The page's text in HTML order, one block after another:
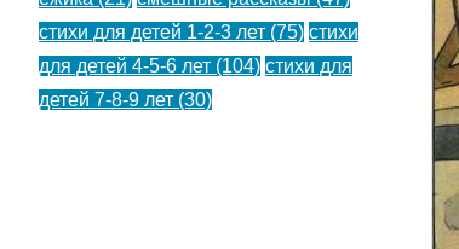
стихи для детей 1-2-3 лет (75) стихи
для детей 4-5-6 лет (104) стихи для
детей 7-8-9 лет (30)